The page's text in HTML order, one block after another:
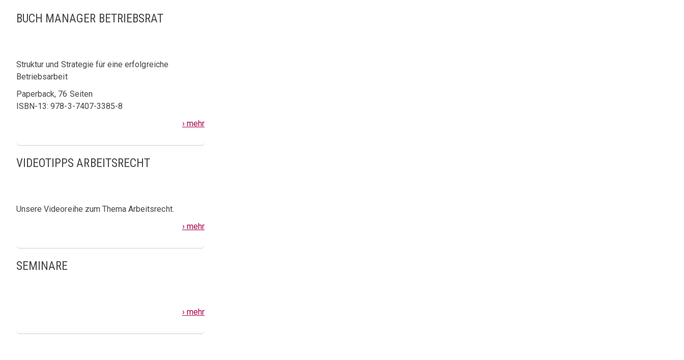
BUCH MANAGER BETRIEBSRAT
Struktur und Strategie für eine erfolgreiche
Betriebsarbeit
Paperback, 76 Seiten
ISBN-13: 978-3-7407-3385-8
› mehr
VIDEOTIPPS ARBEITSRECHT
Unsere Videoreihe zum Thema Arbeitsrecht.
› mehr
SEMINARE
› mehr